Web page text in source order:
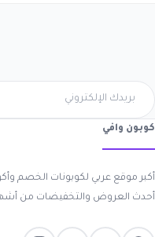
كوبون وافي
أكبر موقع عربي لكوبونات الخصم
أحدث العروض والتخفيضات من أشهر